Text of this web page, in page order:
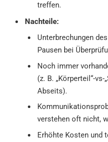
treffen.
Nachteile:
Unterbrechungen
Pausen bei
Noch immer
(z. B. „Körperteil“-
Abseits).
verstehen oft nicht,
Erhöhte Kosten und